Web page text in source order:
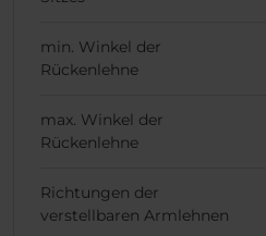
min. Winkel der
Rückenlehne
max. Winkel der
Rückenlehne
Richtungen der
verstellbaren Armlehnen